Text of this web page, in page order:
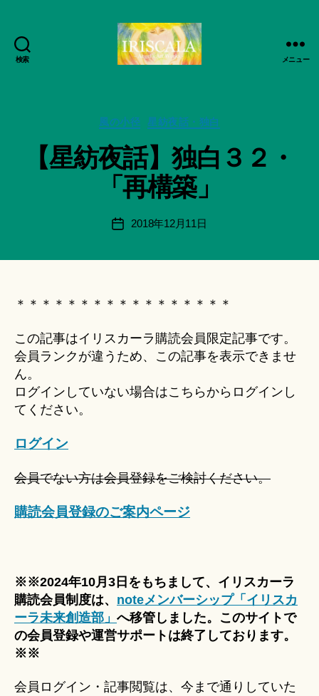
検索
日
記
録・
品
IRISCALA
メニュー
カ
ー
風の小径 星紡夜話・独白
【星紡夜話】独白３２・
「再構築」
投
稿
智
日
月
＊
a
ki
＊
投
2018年12月11日
＊＊＊＊＊＊＊＊＊＊＊＊＊＊＊＊＊
この記事はイリスカーラ購読会員限定記事です。
会員ランクが違うため、この記事を表示できませ
ん。
ログインしていない場合はこちらからログインし
てください。
ログイン
会員でない方は会員登録をご検討ください。
購読会員登録のご案内ページ
※※2024年10月3日をもちまして、イリスカーラ
購読会員制度は、 noteメンバーシップ「イリスカ
ーラ未来創造部」 へ移管しました。このサイトで
の会員登録や運営サポートは終了しております。
※※
会員ログイン・記事閲覧は、今まで通りしていた